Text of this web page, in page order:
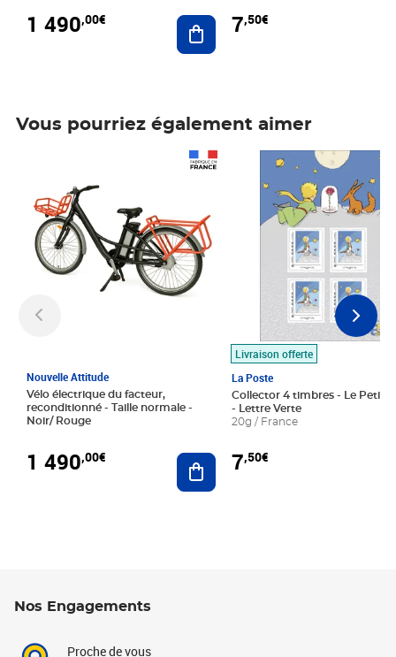
1 490,00€ Ajouter au panier
7,50€
Vous pourriez également aimer
Nouvelle Attitude
Vélo électrique du facteur,
reconditionné - Taille normale -
Noir/ Rouge
1 490,00€ Ajouter au panier
Livraison offerte
La Poste
Collector 4 timbres - Le Petit
- Lettre Verte
20g / France
7,50€
Prix 7,50€
Nos Engagements
Proche de vous